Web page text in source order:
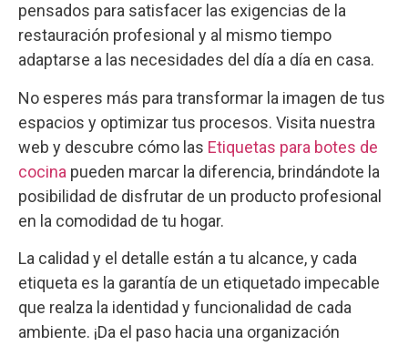
pensados para satisfacer las exigencias de la
restauración profesional y al mismo tiempo
adaptarse a las necesidades del día a día en casa.
No esperes más para transformar la imagen de tus
espacios y optimizar tus procesos. Visita nuestra
web y descubre cómo las Etiquetas para botes de
cocina pueden marcar la diferencia, brindándote la
posibilidad de disfrutar de un producto profesional
en la comodidad de tu hogar.
La calidad y el detalle están a tu alcance, y cada
etiqueta es la garantía de un etiquetado impecable
que realza la identidad y funcionalidad de cada
ambiente. ¡Da el paso hacia una organización